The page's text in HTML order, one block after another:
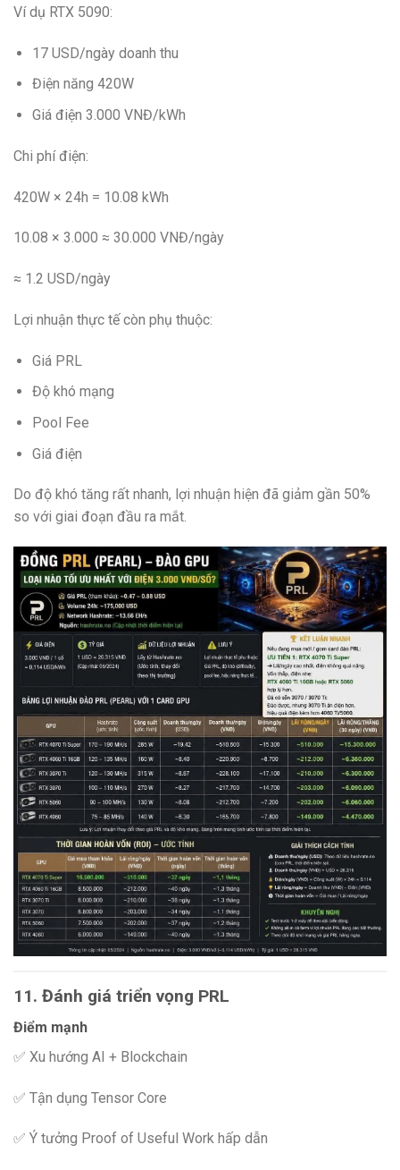
Ví dụ RTX 5090:
17 USD/ngày doanh thu
Điện năng 420W
Giá điện 3.000 VNĐ/kWh
Chi phí điện:
420W × 24h = 10.08 kWh
10.08 × 3.000 ≈ 30.000 VNĐ/ngày
≈ 1.2 USD/ngày
Lợi nhuận thực tế còn phụ thuộc:
Giá PRL
Độ khó mạng
Pool Fee
Giá điện
Do độ khó tăng rất nhanh, lợi nhuận hiện đã giảm gần 50%
so với giai đoạn đầu ra mắt.
11. Đánh giá triển vọng PRL
Điểm mạnh
✅ Xu hướng AI + Blockchain
✅ Tận dụng Tensor Core
✅ Ý tưởng Proof of Useful Work hấp dẫn